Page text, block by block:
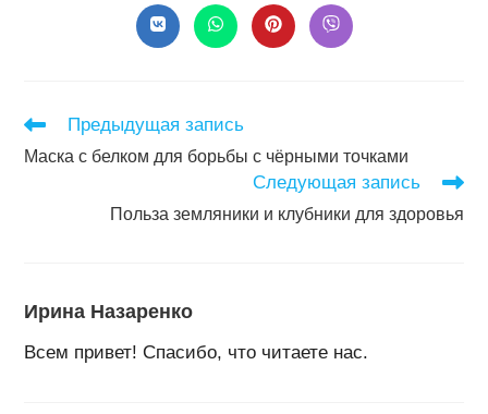
Открывается
в
Открывается
в
Открывается
в
Открывается
в
Читать
статьи
Предыдущая запись
Маска с белком для борьбы с чёрными точками
Следующая запись
Польза земляники и клубники для здоровья
Ирина Назаренко
Всем привет! Спасибо, что читаете нас.